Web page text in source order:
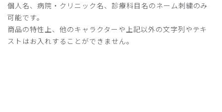
個人名、病院・クリニック名、診療科目名のネーム刺繍のみ
可能です。
商品の特性上、他のキャラクターや上記以外の文字列やテキ
ストはお入れすることができません。